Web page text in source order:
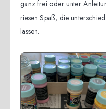
ganz frei oder unter
riesen Spaß, die
lassen.